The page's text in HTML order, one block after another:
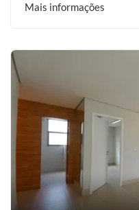
Mais informações